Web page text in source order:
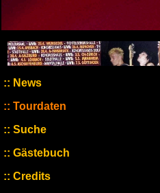
News
Tourdaten
Suche
Gästebuch
Credits